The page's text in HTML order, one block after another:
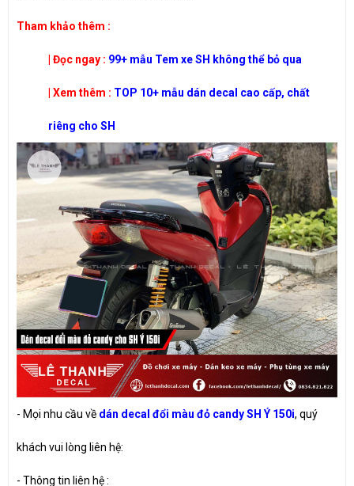
​Tham khảo thêm :
| Đọc ngay : 99+ mẫu Tem xe SH không thể bỏ qua
| Xem thêm : TOP 10+ mẫu dán decal cao cấp, chất
riêng cho SH
- Mọi nhu cầu về dán decal đổi màu đỏ candy SH Ý 150i, quý
khách vui lòng liên hệ:
- Thông tin liên hệ :